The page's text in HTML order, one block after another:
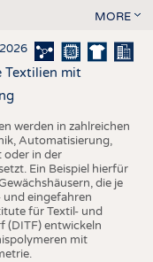
MORE
Textilien mit
werden in zahlreichen
Automatisierung,
in der
Ein Beispiel hierfür
die je
und eingefahren
für Textil- und
(DITF) entwickeln
mit